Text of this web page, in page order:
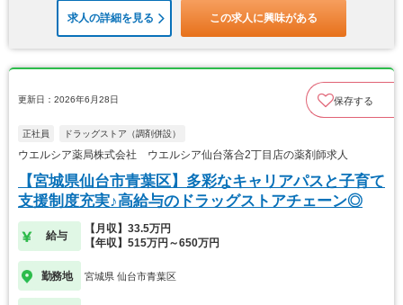
求人の詳細を見る この求人に興味がある
更新日：2026年6月28日 保存する
正社員 ドラッグストア（調剤併設）
ウエルシア薬局株式会社 ウエルシア仙台落合2丁目店の薬剤師求人
【宮城県仙台市青葉区】多彩なキャリアパスと子育て
支援制度充実♪高給与のドラッグストアチェーン◎
給与
【月収】33.5万円
【年収】515万円～650万円
勤務地 宮城県 仙台市青葉区